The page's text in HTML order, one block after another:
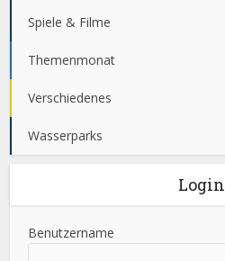
Spiele & Filme
Themenmonat
Verschiedenes
Wasserparks
Login
Benutzername